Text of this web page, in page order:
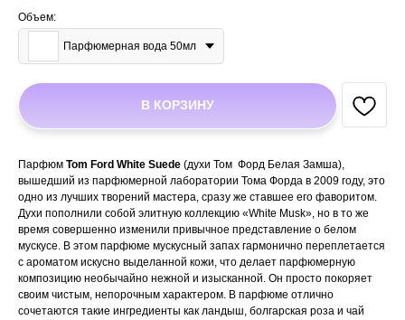
Объем:
Парфюмерная вода 50мл
В КОРЗИНУ
Парфюм Tom Ford White Suede (духи Том Форд Белая Замша),
вышедший из парфюмерной лаборатории Тома Форда в 2009 году, это
одно из лучших творений мастера, сразу же ставшее его фаворитом.
Духи пополнили собой элитную коллекцию «White Musk», но в то же
время совершенно изменили привычное представление о белом
мускусе. В этом парфюме мускусный запах гармонично переплетается
с ароматом искусно выделанной кожи, что делает парфюмерную
композицию необычайно нежной и изысканной. Он просто покоряет
своим чистым, непорочным характером. В парфюме отлично
сочетаются такие ингредиенты как ландыш, болгарская роза и чай